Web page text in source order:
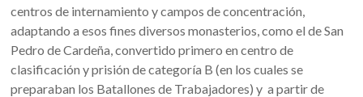
centros de internamiento y campos de concentración,
adaptando a esos fines diversos monasterios, como el de San
Pedro de Cardeña, convertido primero en centro de
clasificación y prisión de categoría B (en los cuales se
preparaban los Batallones de Trabajadores) y a partir de